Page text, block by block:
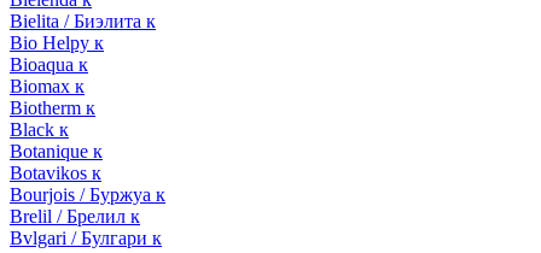
Bielita / Биэлита к
Bio Helpy к
Bioaqua к
Biomax к
Biotherm к
Black к
Botanique к
Botavikos к
Bourjois / Буржуа к
Brelil / Брелил к
Bvlgari / Булгари к